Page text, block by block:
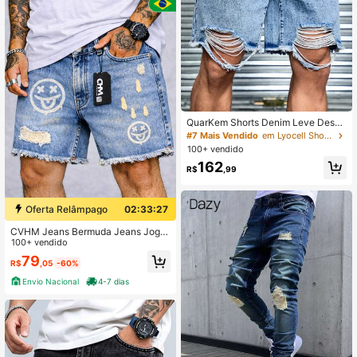
Oferta Relâmpago
02:33:26
CVHM Jeans Bermuda Jeans Joga
dor Shorts Jeans Masculino Desen
ho 100% algodão CHM JEANS shor
t jogador
100+ vendido
R$79 ,05 -60%
Envio Nacional
4-7 dias
QuarKem Shorts Denim Leve Desbo
tada Larga Azul Clara, Shorts Deni
m Simples Larga Azul Clara, Férias,
Presente para Marido, Namorado
#7 Mais Vendido
em Lyocell Shorts jeans masculinos
100+ vendido
R$162 ,99